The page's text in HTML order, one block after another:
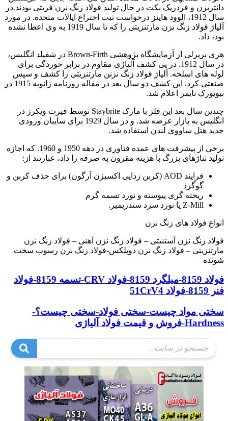
دانتزیزن و فردریک بکت در حال تولید فولاد زنگ نزن فریتی بودند.در
سال 1912، الوود هاینز درخواست ثبت اختراع ایالات متحده. در مورد
آلیاژ فولاد زنگ نزن مارتنزیتی را که تا سال 1919 به وی اعطا نشده
بود، داد.
هری بریرلی از آزمایشگاه پژوهشی Brown-Firth در شفیلد انگلیس،
در سال 1912. در پی کشف آلیاژی مقاوم در برابر خوردگی برای
لوله های اسلحه. آلیاژ فولاد زنگ نزنن مارتنزیتی را کشف و سپس
صنعتی کرد. این کشف دو سال بعد در مقاله روزنامه ژانویه 1915 در
نیویورک تایمز اعلام شد.
چندین سال بعد این فلز با مارک Staybrite توسط فیرث ویکرز در
انگلیس به بازار عرضه شد. و در سال 1929 برای سایبان ورودی
جدید هتل ساووی لندن استفاده شد.
برخی از پیشرفت های عمده فناوری در دهه 1950 و 1960. که اجازه
تولید تناژهای بزرگ با هزینه مقرون به صرفه را داد، عبارتند از:
فرایند AOD (کربن زدایی اکسیژن آرگون) برای حذف کربن و
گوگرد
ریخته گری پیوسته و نورد تسمه گرم
Z-Mill یا نورد سرد سندزیمیر.
انواع فولاد های زنگ نزن
فولاد زنگ نزن آستنیتی – فولاد زنگ نزن آهنی – فولاد زنگ نزن
مارتنزیتی – فولاد زنگ نزن دوپلکس-فولاد زنگ نزن رسوب سخت
شونده
فولاد 8159-میلگرد 8159-فولاد CRV-تسمه 8159-فولاد
فنر 8159-فولاد 51CrV4
سختی مواد چیست-سختی فولاد-سختی چیست؟-
Hardness-فروش و قیمت فولاد آلیاژی